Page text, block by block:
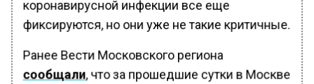
коронавирусной инфекции все еще
фиксируются, но они уже не такие критичные.
Ранее Вести Московского региона
сообщали, что за прошедшие сутки в Москве